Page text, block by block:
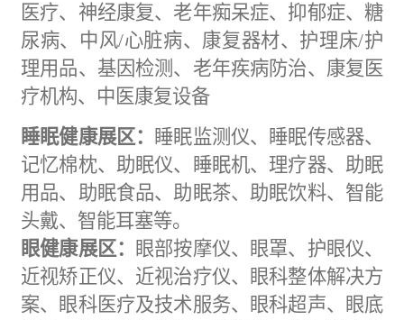
医疗、神经康复、老年痴呆症、抑郁症、糖
尿病、中风/心脏病、康复器材、护理床/护
理用品、基因检测、老年疾病防治、康复医
疗机构、中医康复设备
睡眠健康展区：
睡眠监测仪、睡眠传感器、
记忆棉枕、助眠仪、睡眠机、理疗器、助眠
用品、助眠食品、助眠茶、助眠饮料、智能
头戴、智能耳塞等。
眼健康展区：
眼部按摩仪、眼罩、护眼仪、
近视矫正仪、近视治疗仪、眼科整体解决方
案、眼科医疗及技术服务、眼科超声、眼底